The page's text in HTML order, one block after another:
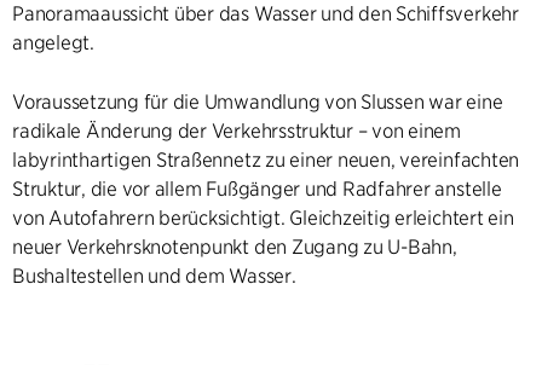
Panoramaaussicht über das Wasser und den Schiffsverkehr
angelegt.
Voraussetzung für die Umwandlung von Slussen war eine
radikale Änderung der Verkehrsstruktur – von einem
labyrinthartigen Straßennetz zu einer neuen, vereinfachten
Struktur, die vor allem Fußgänger und Radfahrer anstelle
von Autofahrern berücksichtigt. Gleichzeitig erleichtert ein
neuer Verkehrsknotenpunkt den Zugang zu U-Bahn,
Bushaltestellen und dem Wasser.